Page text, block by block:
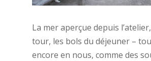
La mer aperçue depuis
tour, les bols du déjeuner –
encore en nous, comme des